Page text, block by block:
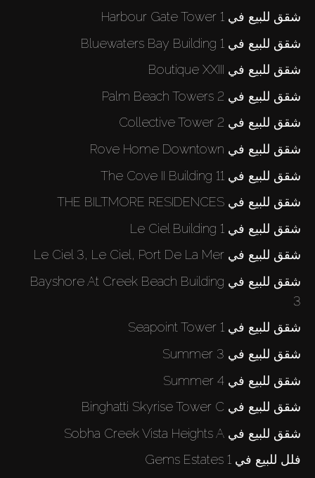
شقق للبيع في Harbour Gate Tower 1
شقق للبيع في Bluewaters Bay Building 1
شقق للبيع في Boutique XXIII
شقق للبيع في Palm Beach Towers 2
شقق للبيع في Collective Tower 2
شقق للبيع في Rove Home Downtown
شقق للبيع في The Cove II Building 11
شقق للبيع في THE BILTMORE RESIDENCES
شقق للبيع في Le Ciel Building 1
شقق للبيع في Le Ciel 3, Le Ciel, Port De La Mer
شقق للبيع في Bayshore At Creek Beach Building
3
شقق للبيع في Seapoint Tower 1
شقق للبيع في Summer 3
شقق للبيع في Summer 4
شقق للبيع في Binghatti Skyrise Tower C
شقق للبيع في Sobha Creek Vista Heights A
فلل للبيع في Gems Estates 1